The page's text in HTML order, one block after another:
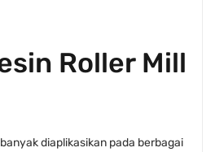
Roller Mill
diaplikasikan pada berbagai